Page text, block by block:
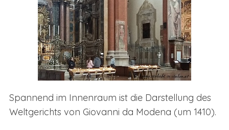
Spannend im Innenraum ist die Darstellung des
Weltgerichts von Giovanni da Modena (um 1410).